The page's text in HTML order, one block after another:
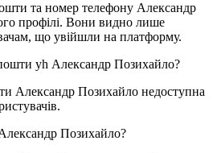
та номер телефону Александр
профілі. Вони видно лише
що увійшли на платформу.
уh Александр Позихайло?
Александр Позихайло недоступна
Позихайло?